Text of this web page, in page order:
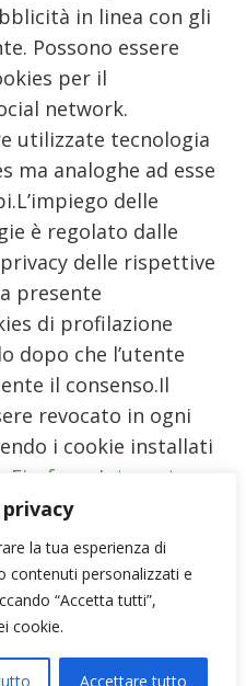
la tua esperienza di
contenuti personalizzati e
“Accetta tutti”,
cookie.
Accettare tutto
in linea con gli
Possono essere
per il
network.
utilizzate tecnologia
ma analoghe ad esse
delle
è regolato dalle
delle rispettive
presente
di profilazione
dopo che l’utente
il consenso.Il
revocato in ogni
i cookie installati
Firefox
Internet
Safari
il salvataggio dei
le impostazioni del
potrebbe
nella
Di seguito i link per